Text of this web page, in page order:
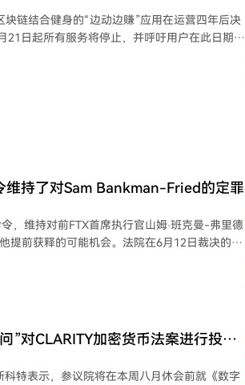
诈骗活动激增，反映出用户不满情绪高涨。
群岛，虽在美国FinCEN注册并在2026年获得
乏公开审计和透明结构的私人交易所，能否在
链结合健身的“边动边赚”应用在运营四年后决
21日起所有服务将停止，并呼吁用户在此日期前
布停止支持FITFI交易之后。团队提醒FITFI持有
维持了对Sam Bankman-Fried的定罪
，维持对前FTX首席执行官山姆·班克曼-弗里德
提前获释的可能机会。法院在6月12日裁决的基
法官驳回了班克曼-弗里德在上诉中的主张——
任何关于班克曼-弗里德因意图最终偿还客户而
导性和偏见性，因为电汇欺诈法规涵盖了资金
”对CLARITY加密货币法案进行投
科特表示，参议院将在本周八月休会前就《数字